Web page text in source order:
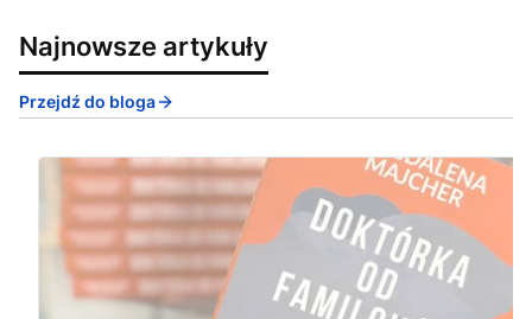
Najnowsze artykuły
Przejdź do bloga